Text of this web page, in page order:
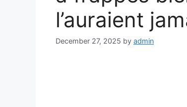
l’auraient
December 27, 2025 by admin